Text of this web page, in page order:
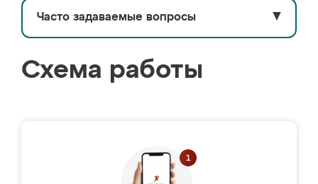
Часто задаваемые вопросы ▼
Схема работы